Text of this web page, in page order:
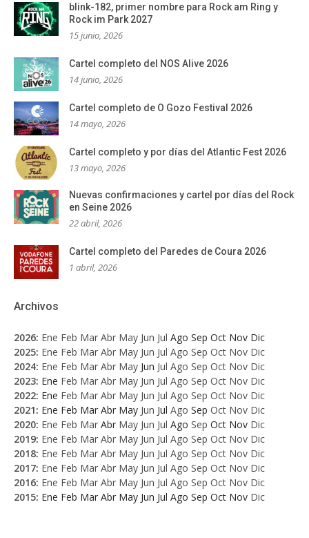
blink-182, primer nombre para Rock am Ring y
Rock im Park 2027
15 junio, 2026
Cartel completo del NOS Alive 2026
14 junio, 2026
Cartel completo de O Gozo Festival 2026
14 mayo, 2026
Cartel completo y por días del Atlantic Fest 2026
13 mayo, 2026
Nuevas confirmaciones y cartel por días del Rock
en Seine 2026
22 abril, 2026
Cartel completo del Paredes de Coura 2026
1 abril, 2026
Archivos
2026: Ene Feb Mar Abr May Jun Jul Ago Sep Oct Nov Dic
2025: Ene Feb Mar Abr May Jun Jul Ago Sep Oct Nov Dic
2024: Ene Feb Mar Abr May Jun Jul Ago Sep Oct Nov Dic
2023: Ene Feb Mar Abr May Jun Jul Ago Sep Oct Nov Dic
2022: Ene Feb Mar Abr May Jun Jul Ago Sep Oct Nov Dic
2021: Ene Feb Mar Abr May Jun Jul Ago Sep Oct Nov Dic
2020: Ene Feb Mar Abr May Jun Jul Ago Sep Oct Nov Dic
2019: Ene Feb Mar Abr May Jun Jul Ago Sep Oct Nov Dic
2018: Ene Feb Mar Abr May Jun Jul Ago Sep Oct Nov Dic
2017: Ene Feb Mar Abr May Jun Jul Ago Sep Oct Nov Dic
2016: Ene Feb Mar Abr May Jun Jul Ago Sep Oct Nov Dic
2015: Ene Feb Mar Abr May Jun Jul Ago Sep Oct Nov Dic